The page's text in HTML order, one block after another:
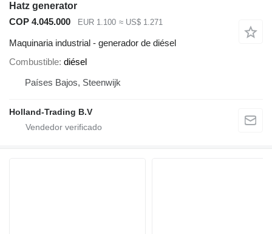
Hatz generator
COP 4.045.000
EUR 1.100 ≈ US$ 1.271
Maquinaria industrial - generador de diésel
Combustible diésel
Países Bajos, Steenwijk
Holland-Trading B.V